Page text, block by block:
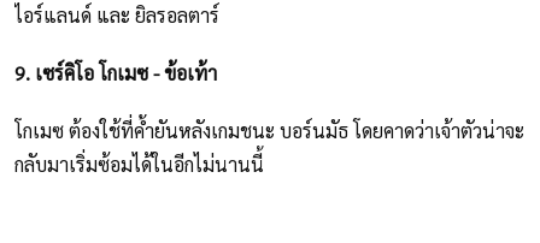
ไอร์แลนด์ และ ยิลรอลตาร์
9. เซร์คิโอ โกเมซ - ข้อเท้า
โกเมซ ต้องใช้ที่ค้ำยันหลังเกมชนะ บอร์นมัธ โดยคาดว่าเจ้าตัวน่าจะ
กลับมาเริ่มซ้อมได้ในอีกไม่นานนี้